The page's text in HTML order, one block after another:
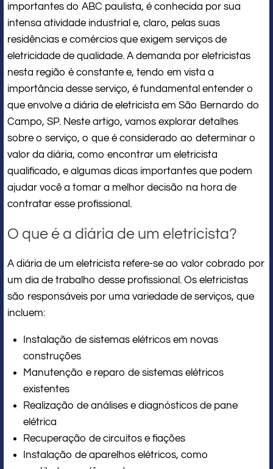
importantes do ABC paulista, é conhecida por sua
intensa atividade industrial e, claro, pelas suas
residências e comércios que exigem serviços de
eletricidade de qualidade. A demanda por eletricistas
nesta região é constante e, tendo em vista a
importância desse serviço, é fundamental entender o
que envolve a diária de eletricista em São Bernardo do
Campo, SP. Neste artigo, vamos explorar detalhes
sobre o serviço, o que é considerado ao determinar o
valor da diária, como encontrar um eletricista
qualificado, e algumas dicas importantes que podem
ajudar você a tomar a melhor decisão na hora de
contratar esse profissional.
O que é a diária de um eletricista?
A diária de um eletricista refere-se ao valor cobrado por
um dia de trabalho desse profissional. Os eletricistas
são responsáveis por uma variedade de serviços, que
incluem:
Instalação de sistemas elétricos em novas
construções
Manutenção e reparo de sistemas elétricos
existentes
Realização de análises e diagnósticos de pane
elétrica
Recuperação de circuitos e fiações
Instalação de aparelhos elétricos, como